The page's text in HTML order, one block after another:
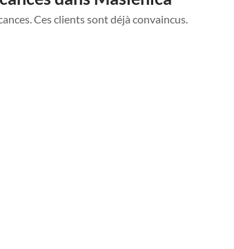
Ces clients sont déjà convaincus.